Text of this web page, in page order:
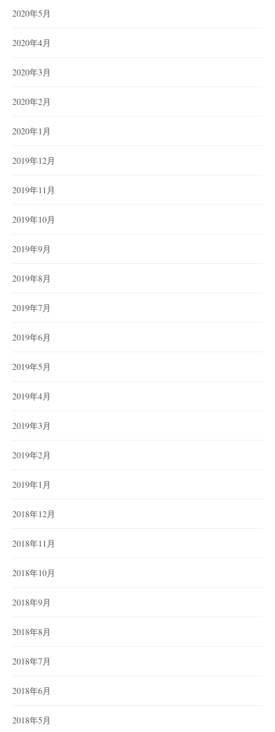
2020年5月
2020年4月
2020年3月
2020年2月
2020年1月
2019年12月
2019年11月
2019年10月
2019年9月
2019年8月
2019年7月
2019年6月
2019年5月
2019年4月
2019年3月
2019年2月
2019年1月
2018年12月
2018年11月
2018年10月
2018年9月
2018年8月
2018年7月
2018年6月
2018年5月